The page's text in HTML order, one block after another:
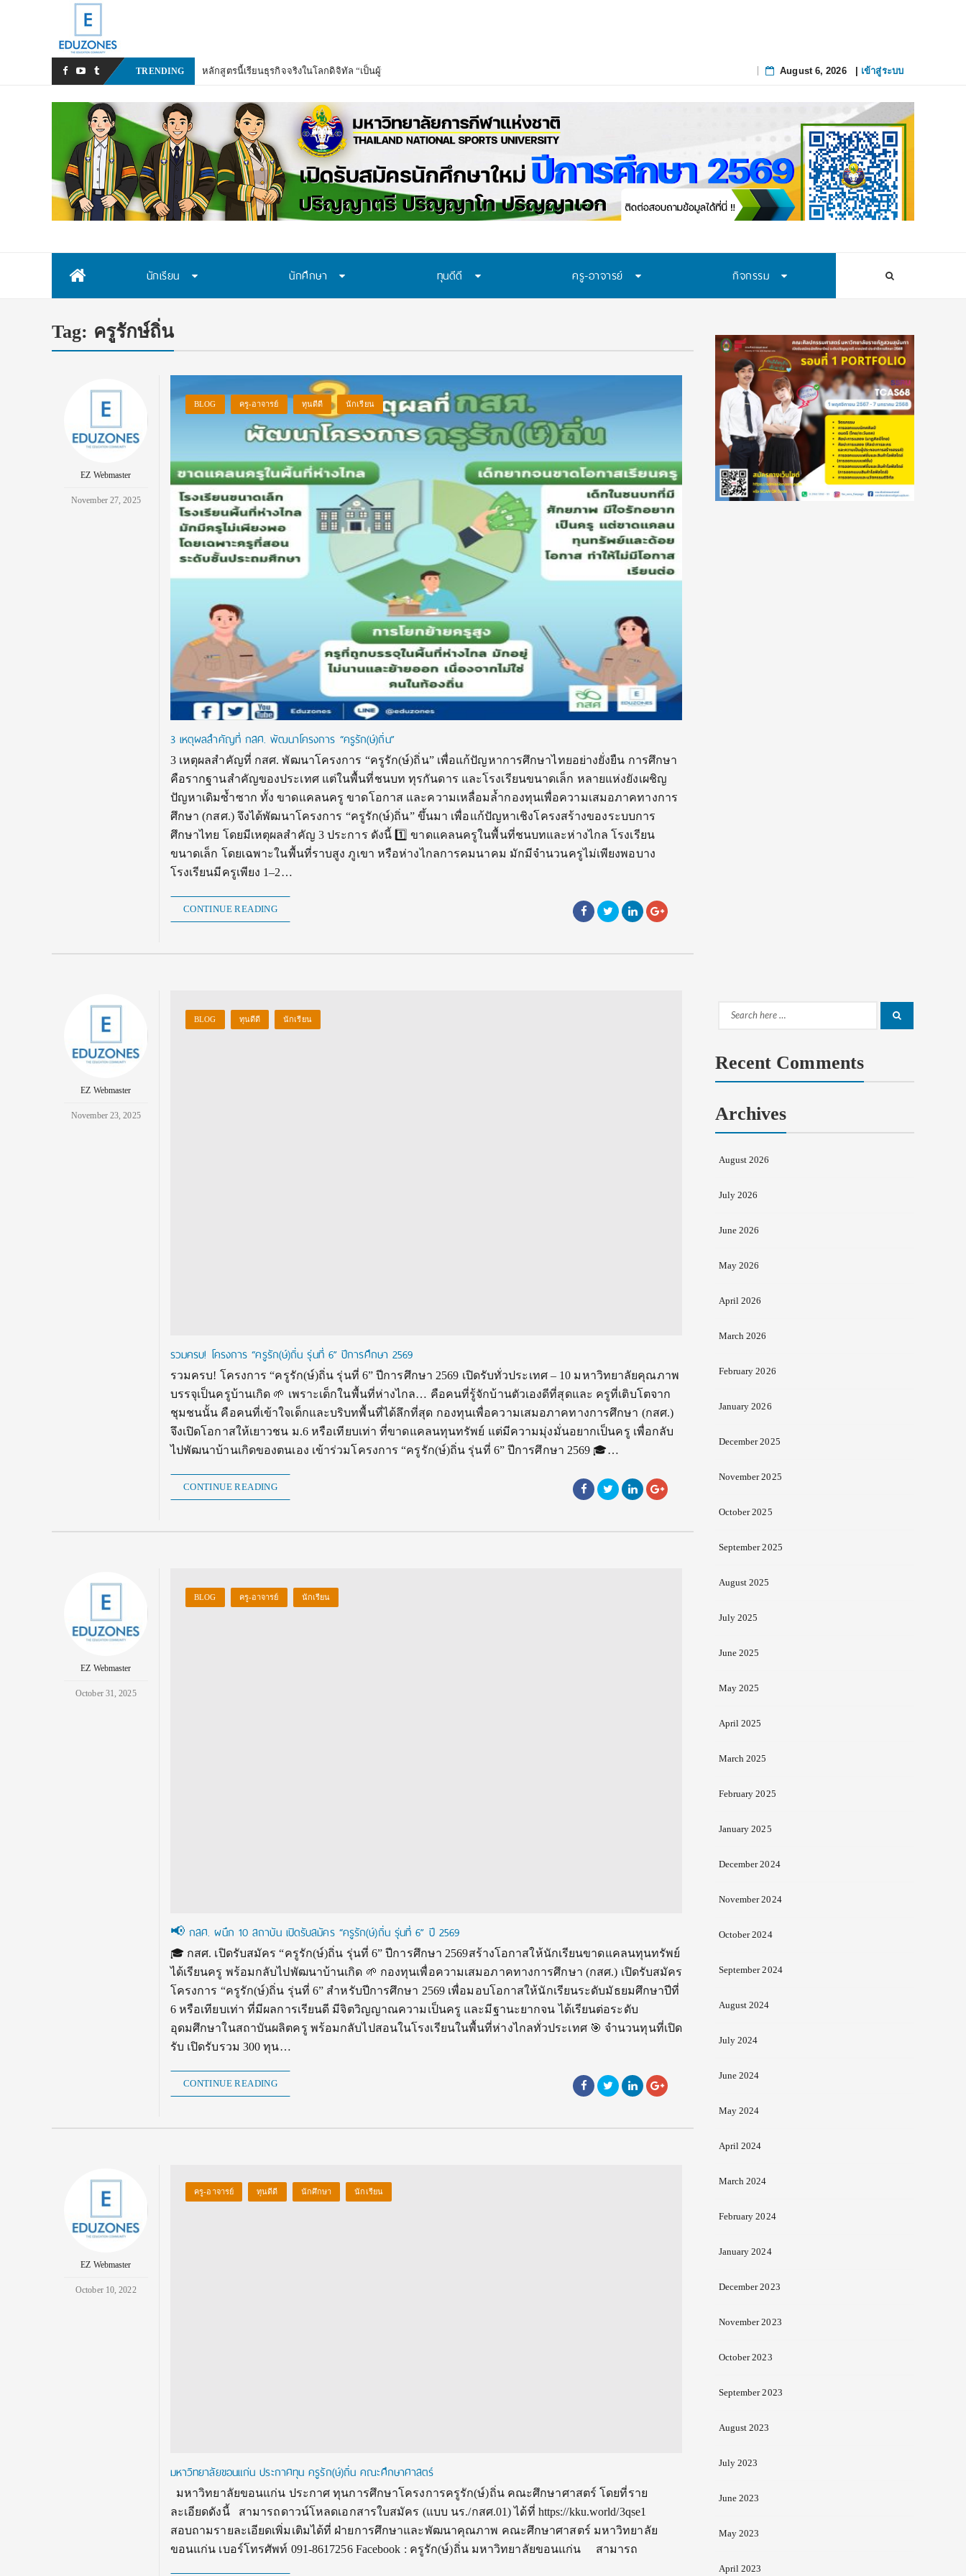
TRENDING
หลักสูตรนี้เรียนธุรกิจจริงในโลกดิจิทัล “เป็นผู้ประกอบการที่ชาญฉลาดในยุค Digital 4.0
August 6, 2026| เข้าสู่ระบบ
นักเรียน นักศึกษา ทุนดีดี ครู-อาจารย์ กิจกรรม
Tag: ครูรักษ์ถิ่น
EZ Webmaster
November 27, 2025
BLOG ครู-อาจารย์ ทุนดีดี นักเรียน
3 เหตุผลสำคัญที่ กสศ. พัฒนาโครงการ “ครูรัก(ษ์)ถิ่น”
3 เหตุผลสำคัญที่ กสศ. พัฒนาโครงการ “ครูรัก(ษ์)ถิ่น” เพื่อแก้ปัญหาการศึกษาไทยอย่างยั่งยืน การศึกษา
คือรากฐานสำคัญของประเทศ แต่ในพื้นที่ชนบท ทุรกันดาร และโรงเรียนขนาดเล็ก หลายแห่งยังเผชิญ
ปัญหาเดิมซ้ำซาก ทั้ง ขาดแคลนครู ขาดโอกาส และความเหลื่อมล้ำกองทุนเพื่อความเสมอภาคทางการ
ศึกษา (กสศ.) จึงได้พัฒนาโครงการ “ครูรัก(ษ์)ถิ่น” ขึ้นมา เพื่อแก้ปัญหาเชิงโครงสร้างของระบบการ
ศึกษาไทย โดยมีเหตุผลสำคัญ 3 ประการ ดังนี้ 1️⃣ ขาดแคลนครูในพื้นที่ชนบทและห่างไกล โรงเรียน
ขนาดเล็ก โดยเฉพาะในพื้นที่ราบสูง ภูเขา หรือห่างไกลการคมนาคม มักมีจำนวนครูไม่เพียงพอบาง
โรงเรียนมีครูเพียง 1–2…
CONTINUE READING
EZ Webmaster
November 23, 2025
BLOG ทุนดีดี นักเรียน
รวมครบ! โครงการ “ครูรัก(ษ์)ถิ่น รุ่นที่ 6” ปีการศึกษา 2569
รวมครบ! โครงการ “ครูรัก(ษ์)ถิ่น รุ่นที่ 6” ปีการศึกษา 2569 เปิดรับทั่วประเทศ – 10 มหาวิทยาลัยคุณภาพ
บรรจุเป็นครูบ้านเกิด 🌱 เพราะเด็กในพื้นที่ห่างไกล… คือคนที่รู้จักบ้านตัวเองดีที่สุดและ ครูที่เติบโตจาก
ชุมชนนั้น คือคนที่เข้าใจเด็กและบริบทพื้นที่ได้ลึกที่สุด กองทุนเพื่อความเสมอภาคทางการศึกษา (กสศ.)
จึงเปิดโอกาสให้เยาวชน ม.6 หรือเทียบเท่า ที่ขาดแคลนทุนทรัพย์ แต่มีความมุ่งมั่นอยากเป็นครู เพื่อกลับ
ไปพัฒนาบ้านเกิดของตนเอง เข้าร่วมโครงการ “ครูรัก(ษ์)ถิ่น รุ่นที่ 6” ปีการศึกษา 2569 🎓…
CONTINUE READING
EZ Webmaster
October 31, 2025
BLOG ครู-อาจารย์ นักเรียน
📢 กสศ. ผนึก 10 สถาบัน เปิดรับสมัคร “ครูรัก(ษ์)ถิ่น รุ่นที่ 6” ปี 2569
🎓 กสศ. เปิดรับสมัคร “ครูรัก(ษ์)ถิ่น รุ่นที่ 6” ปีการศึกษา 2569สร้างโอกาสให้นักเรียนขาดแคลนทุนทรัพย์
ได้เรียนครู พร้อมกลับไปพัฒนาบ้านเกิด 🌱 กองทุนเพื่อความเสมอภาคทางการศึกษา (กสศ.) เปิดรับสมัคร
โครงการ “ครูรัก(ษ์)ถิ่น รุ่นที่ 6” สำหรับปีการศึกษา 2569 เพื่อมอบโอกาสให้นักเรียนระดับมัธยมศึกษาปีที่
6 หรือเทียบเท่า ที่มีผลการเรียนดี มีจิตวิญญาณความเป็นครู และมีฐานะยากจน ได้เรียนต่อระดับ
อุดมศึกษาในสถาบันผลิตครู พร้อมกลับไปสอนในโรงเรียนในพื้นที่ห่างไกลทั่วประเทศ 🎯 จำนวนทุนที่เปิด
รับ เปิดรับรวม 300 ทุน…
CONTINUE READING
EZ Webmaster
October 10, 2022
ครู-อาจารย์ ทุนดีดี นักศึกษา นักเรียน
มหาวิทยาลัยขอนแก่น ประกาศทุน ครูรัก(ษ์)ถิ่น คณะศึกษาศาสตร์
มหาวิทยาลัยขอนแก่น ประกาศ ทุนการศึกษาโครงการครูรัก(ษ์)ถิ่น คณะศึกษาศาสตร์ โดยที่ราย
ละเอียดดังนี้ สามารถดาวน์โหลดเอกสารใบสมัคร (แบบ นร./กสศ.01) ได้ที่ https://kku.world/3qse1
สอบถามรายละเอียดเพิ่มเติมได้ที่ ฝ่ายการศึกษาและพัฒนาคุณภาพ คณะศึกษาศาสตร์ มหาวิทยาลัย
ขอนแก่น เบอร์โทรศัพท์ 091-8617256 Facebook : ครูรัก(ษ์)ถิ่น มหาวิทยาลัยขอนแก่น สามารถ
Search
Recent Comments
Archives
August 2026
July 2026
June 2026
May 2026
April 2026
March 2026
February 2026
January 2026
December 2025
November 2025
October 2025
September 2025
August 2025
July 2025
June 2025
May 2025
April 2025
March 2025
February 2025
January 2025
December 2024
November 2024
October 2024
September 2024
August 2024
July 2024
June 2024
May 2024
April 2024
March 2024
February 2024
January 2024
December 2023
November 2023
October 2023
September 2023
August 2023
July 2023
June 2023
May 2023
April 2023